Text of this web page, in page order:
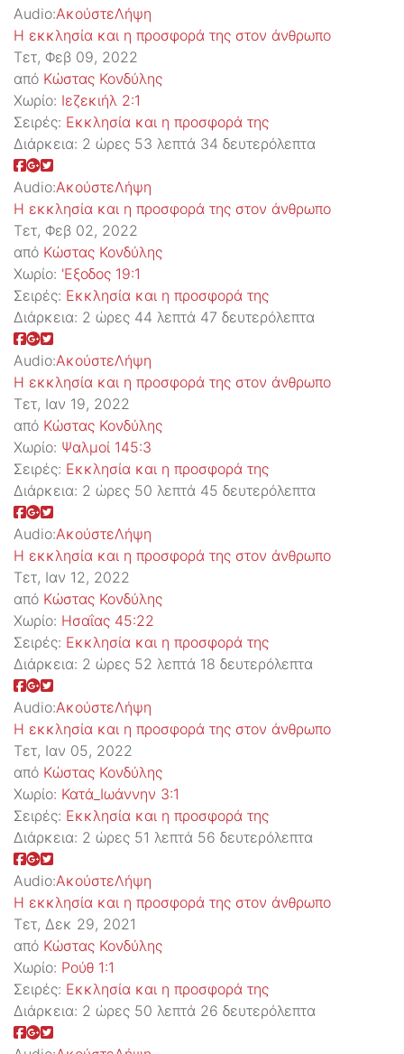
Audio:ΑκούστεΛήψη
Η εκκλησία και η προσφορά της στον άνθρωπο
Τετ, Φεβ 09, 2022
από Κώστας Κονδύλης
Χωρίο: Ιεζεκιήλ 2:1
Σειρές: Εκκλησία και η προσφορά της
Διάρκεια: 2 ώρες 53 λεπτά 34 δευτερόλεπτα
Audio:ΑκούστεΛήψη
Η εκκλησία και η προσφορά της στον άνθρωπο
Τετ, Φεβ 02, 2022
από Κώστας Κονδύλης
Χωρίο: 'Εξοδος 19:1
Σειρές: Εκκλησία και η προσφορά της
Διάρκεια: 2 ώρες 44 λεπτά 47 δευτερόλεπτα
Audio:ΑκούστεΛήψη
Η εκκλησία και η προσφορά της στον άνθρωπο
Τετ, Ιαν 19, 2022
από Κώστας Κονδύλης
Χωρίο: Ψαλμοί 145:3
Σειρές: Εκκλησία και η προσφορά της
Διάρκεια: 2 ώρες 50 λεπτά 45 δευτερόλεπτα
Audio:ΑκούστεΛήψη
Η εκκλησία και η προσφορά της στον άνθρωπο
Τετ, Ιαν 12, 2022
από Κώστας Κονδύλης
Χωρίο: Ησαΐας 45:22
Σειρές: Εκκλησία και η προσφορά της
Διάρκεια: 2 ώρες 52 λεπτά 18 δευτερόλεπτα
Audio:ΑκούστεΛήψη
Η εκκλησία και η προσφορά της στον άνθρωπο
Τετ, Ιαν 05, 2022
από Κώστας Κονδύλης
Χωρίο: Κατά_Ιωάννην 3:1
Σειρές: Εκκλησία και η προσφορά της
Διάρκεια: 2 ώρες 51 λεπτά 56 δευτερόλεπτα
Audio:ΑκούστεΛήψη
Η εκκλησία και η προσφορά της στον άνθρωπο
Τετ, Δεκ 29, 2021
από Κώστας Κονδύλης
Χωρίο: Ρούθ 1:1
Σειρές: Εκκλησία και η προσφορά της
Διάρκεια: 2 ώρες 50 λεπτά 26 δευτερόλεπτα